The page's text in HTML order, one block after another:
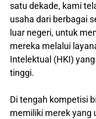
satu dekade, kami
usaha dari berbagai
luar negeri, untuk
mereka melalui
Intelektual (HKI)
tinggi.
Di tengah kompetisi
memiliki merek yang